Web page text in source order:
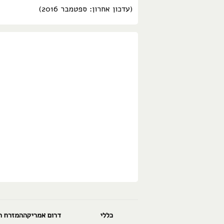
(עדכון אחרון: ספטמבר 2016)
כללי דרום אמריקההמזרח